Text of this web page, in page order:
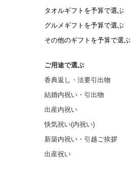
～2,000円
～2,500円
～3,000円
～4,000円
～4,500円
～5,000円
～6,000円
～9,000円
～11,000円
～16,000円
タオルギフトを予算で選ぶ
～1,000円
～1,500円
～3,000円
～4,000円
～5,000円
～6,000円
～7,000円
～8,000円
8,001円～
グルメギフトを予算で選ぶ
～1,000円
～2,000円
～3,000円
～4,000円
～5,000円
～6,000円
～7,000円
～8,000円
その他のギフトを予算で選ぶ
～1,500円
～2,000円
～3,000円
～4,000円
～5,000円
～6,000円
～7,000円
ご用途で選ぶ
香典返し・法要引出物
結婚内祝い・引出物
出産内祝い
快気祝い(内祝い)
新築内祝い・引越ご挨拶
出産祝い